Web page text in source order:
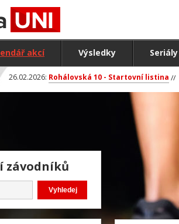
akcí Výsledky Seriály
26.02.2026: Rohálovská 10 - Startovní listina
závodníků